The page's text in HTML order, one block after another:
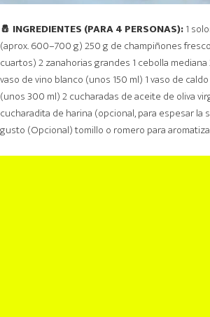
🧂 INGREDIENTES (PARA 4 PERSONAS):1
(aprox. 600–700 g) 250 g de champiñones
cuartos) 2 zanahorias grandes 1 cebolla
vaso de vino blanco (unos 150 ml) 1 vaso de
(unos 300 ml) 2 cucharadas de aceite de oliva
cucharadita de harina (opcional, para espesar la
gusto (Opcional) tomillo o romero para